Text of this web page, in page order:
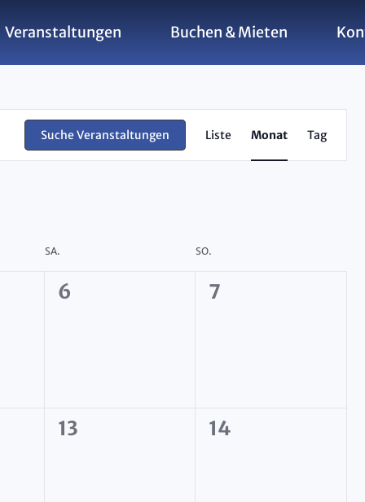
Veranstaltungen Buchen & Mieten
Suche Veranstaltungen Liste Monat Tag
SA. SO.
0
6
0
7
0
13
0
14